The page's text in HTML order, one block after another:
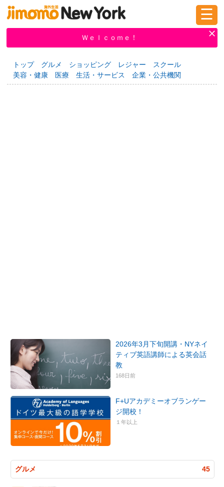
新規登録
掲示板 タウン情報 教えて！
☰
Ｗｅｌｃｏｍｅ！
トップ グルメ ショッピング レジャー
スクール
美容・健康
医療 生活・サービス 企業・公共機関
2026年3月下旬開講・NYネイ
ティブ英語講師による英会話
教
168日前
F+Uアカデミーオブランゲー
ジ開校！
１年以上
グルメ 45